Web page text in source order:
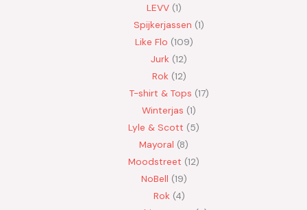
LEVV 1
Spijkerjassen 1
Like Flo 109
Jurk 12
Rok 12
T-shirt & Tops 17
Winterjas 1
Lyle & Scott 5
Mayoral 8
Moodstreet 12
NoBell 19
Rok 4